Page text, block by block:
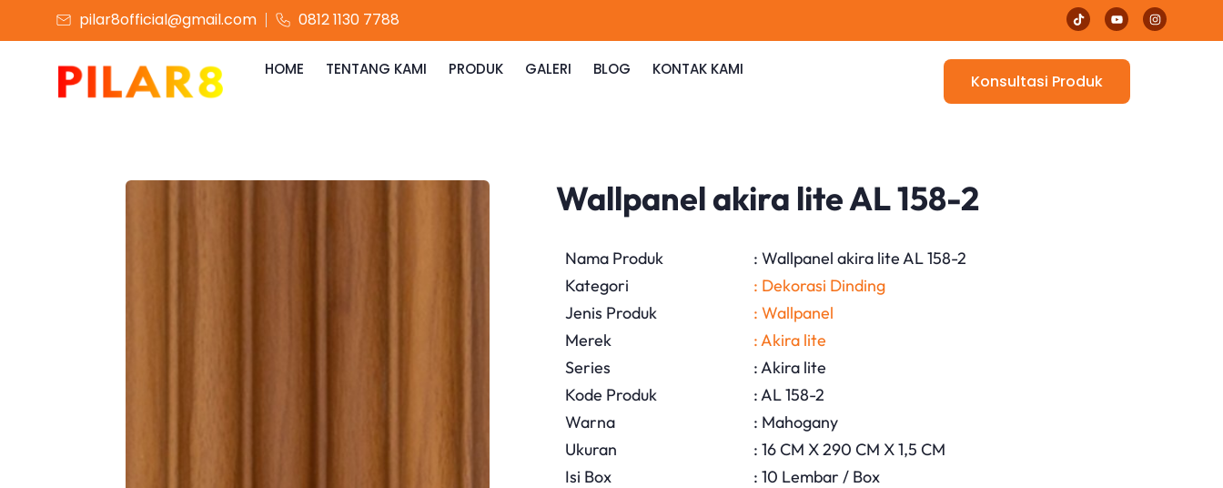
pilar8official@gmail.com 0812 1130 7788
HOME TENTANG KAMI PRODUK GALERI BLOG KONTAK KAMI
Konsultasi Produk
Wallpanel akira lite AL 158-2
Nama Produk
: Wallpanel akira lite AL 158-2
Kategori
: Dekorasi Dinding
Jenis Produk
: Wallpanel
Merek
: Akira lite
Series
: Akira lite
Kode Produk
: AL 158-2
Warna
: Mahogany
Ukuran
: 16 CM X 290 CM X 1,5 CM
Isi Box
: 10 Lembar / Box